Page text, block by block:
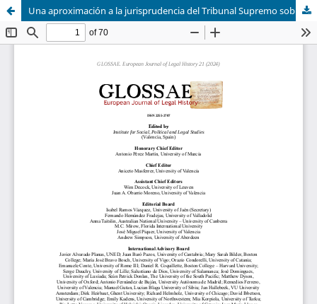
Una aproximación a la jurisprudencia del Tribunal Supremo sobre la pena de muerte en España en la jurisdicción ordinaria en el primer tercio del siglo XX (1901-1936)